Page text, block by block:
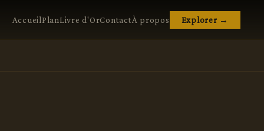
Accueil PlanLivre d'OrContactÀ propos Explorer →